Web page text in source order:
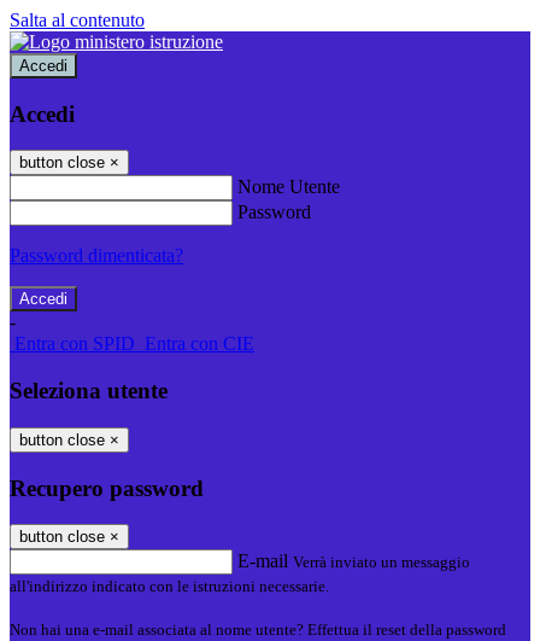
Salta al contenuto
Accedi
Accedi
button close ×
Nome Utente
Password
Password dimenticata?
-
Entra con SPID Entra con CIE
Seleziona utente
button close ×
Recupero password
button close ×
E-mail Verrà inviato un messaggio
all'indirizzo indicato con le istruzioni necessarie.
Non hai una e-mail associata al nome utente? Effettua il reset della password